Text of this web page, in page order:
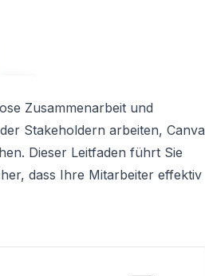
Zusammenarbeit und
Stakeholdern arbeiten, Canva
Dieser Leitfaden führt Sie
dass Ihre Mitarbeiter effektiv